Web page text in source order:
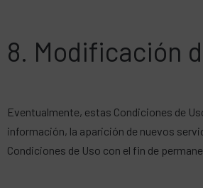
8. Modificación
Eventualmente, estas Condiciones de
información, la aparición de nuevos
Condiciones de Uso con el fin de